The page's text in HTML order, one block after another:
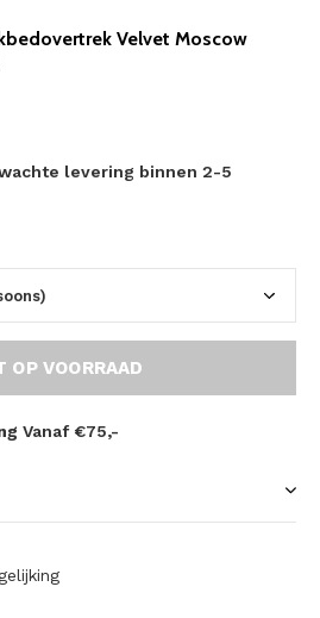
Velvet Moscow
levering binnen 2-5
OP VOORRAAD
Vanaf €75,-